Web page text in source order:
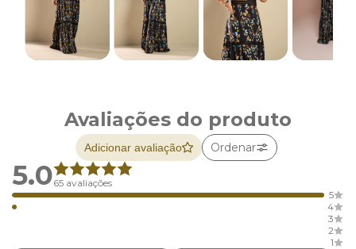
Avaliações do produto
Adicionar avaliação Ordenar
5.065 avaliações
5
4
3
2
1